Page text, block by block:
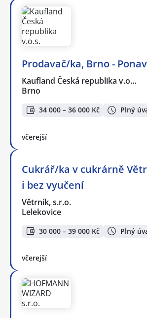
Prodavač/ka, Brno -
Kaufland Česká republika v.o…
Brno
34 000 – 36 000 Kč Plný
včerejší
Cukrář/ka v cukrárně
i bez vyučení
Větrník, s.r.o.
Lelekovice
30 000 – 39 000 Kč Plný
včerejší